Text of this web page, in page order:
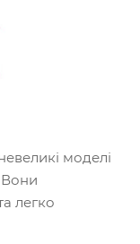
моделі
Вони
легко